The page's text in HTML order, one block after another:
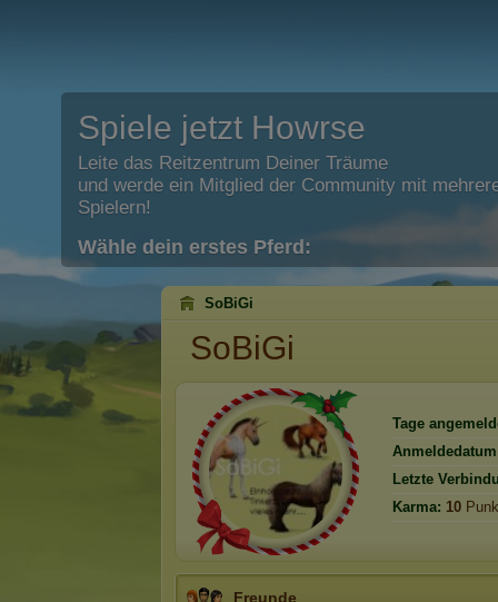
Spiele jetzt Howrse
Leite das Reitzentrum Deiner Träume
und werde ein Mitglied der Community mit
Spielern!
Wähle dein erstes Pferd:
SoBiGi
SoBiGi
Tage
Letzte
Karma: 10
Freunde